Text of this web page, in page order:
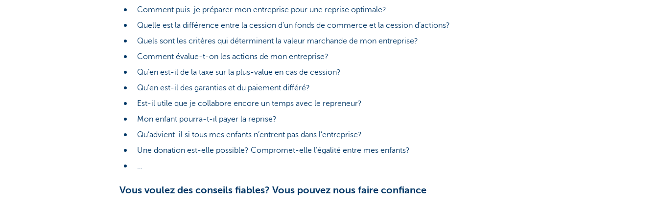
Comment puis-je préparer mon entreprise pour une reprise optimale?
Quelle est la différence entre la cession d’un fonds de commerce et la cession d’actions?
Quels sont les critères qui déterminent la valeur marchande de mon entreprise?
Comment évalue-t-on les actions de mon entreprise?
Qu’en est-il de la taxe sur la plus-value en cas de cession?
Qu’en est-il des garanties et du paiement différé?
Est-il utile que je collabore encore un temps avec le repreneur?
Mon enfant pourra-t-il payer la reprise?
Qu’advient-il si tous mes enfants n’entrent pas dans l’entreprise?
Une donation est-elle possible? Compromet-elle l’égalité entre mes enfants?
Vous voulez des conseils fiables? Vous pouvez nous faire confiance